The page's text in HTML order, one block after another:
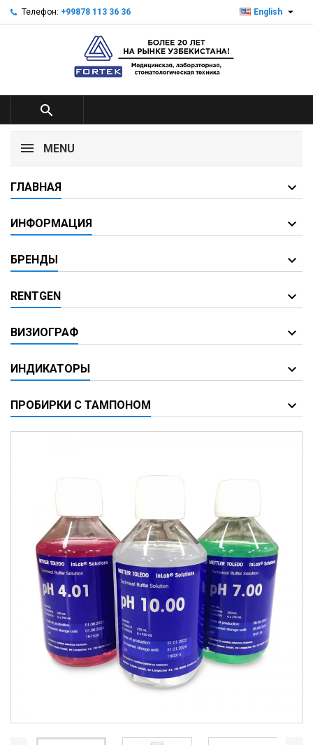
Телефон: +99878 113 36 36 English 

MENU
ГЛАВНАЯ
ИНФОРМАЦИЯ
БРЕНДЫ
RENTGEN
ВИЗИОГРАФ
ИНДИКАТОРЫ
ПРОБИРКИ С ТАМПОНОМ